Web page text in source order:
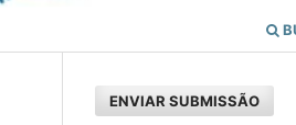
ENVIAR SUBMISSÃO